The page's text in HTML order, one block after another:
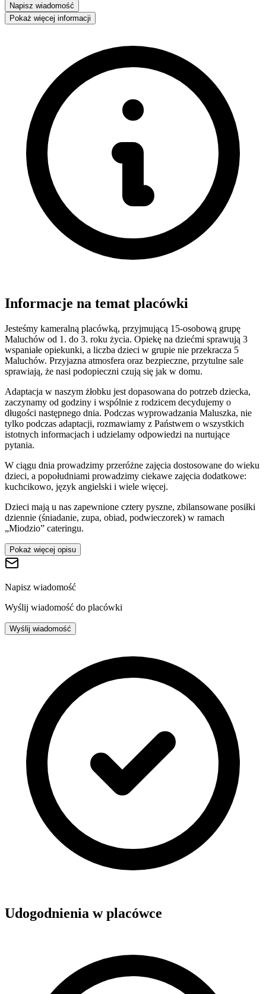
Napisz wiadomość
Pokaż więcej informacji
Informacje na temat placówki
Jesteśmy kameralną placówką, przyjmującą 15-osobową grupę
Maluchów od 1. do 3. roku życia. Opiekę na dziećmi sprawują 3
wspaniałe opiekunki, a liczba dzieci w grupie nie przekracza 5
Maluchów. Przyjazna atmosfera oraz bezpieczne, przytulne sale
sprawiają, że nasi podopieczni czują się jak w domu.
Adaptacja w naszym żłobku jest dopasowana do potrzeb dziecka,
zaczynamy od godziny i wspólnie z rodzicem decydujemy o
długości następnego dnia. Podczas wyprowadzania Maluszka, nie
tylko podczas adaptacji, rozmawiamy z Państwem o wszystkich
istotnych informacjach i udzielamy odpowiedzi na nurtujące
pytania.
W ciągu dnia prowadzimy przeróżne zajęcia dostosowane do wieku
dzieci, a popołudniami prowadzimy ciekawe zajęcia dodatkowe:
kuchcikowo, język angielski i wiele więcej.
​Dzieci mają u nas zapewnione cztery pyszne, zbilansowane posiłki
dziennie (śniadanie, zupa, obiad, podwieczorek) w ramach
„Miodzio” cateringu.
Pokaż więcej opisu
Napisz wiadomość
Wyślij wiadomość do placówki
Wyślij wiadomość
Udogodnienia w placówce